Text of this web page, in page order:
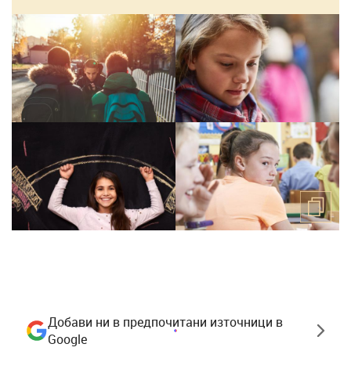
Добави ни в предпочитани източници в
Google